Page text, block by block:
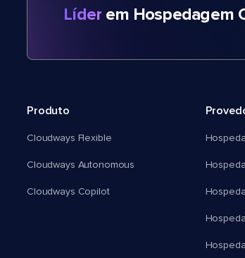
Líder em Hospedagem
Produto
Cloudways Flexible
Cloudways Autonomous
Cloudways Copilot